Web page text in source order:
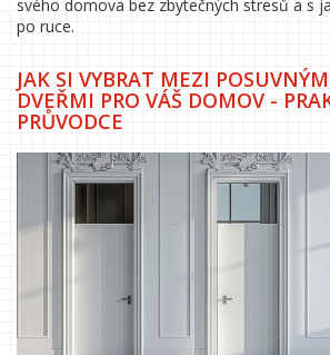
svého domova bez zbytečných stresů a s
po ruce.
JAK SI VYBRAT MEZI
DVEŘMI PRO VÁŠ DOMOV -
PRŮVODCE